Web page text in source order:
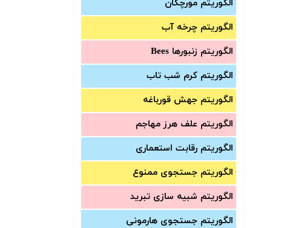
الگوریتم مورچگان
الگوریتم چرخه آب
الگوریتم زنبورها Bees
الگوریتم کرم شب تاب
الگوریتم جهش قورباغه
الگوریتم علف هرز مهاجم
الگوریتم رقابت استعماری
الگوریتم جستجوی ممنوع
الگوریتم شبیه سازی تبرید
الگوریتم جستجوی هارمونی